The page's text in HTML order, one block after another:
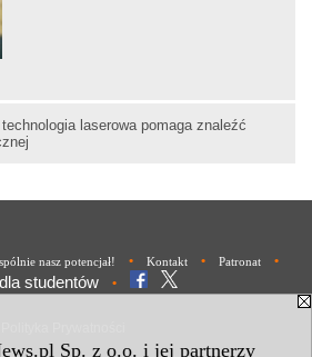
Sp. z o.o. i jej partnerzy
laserowa pomaga znaleźć
nasz potencjał! • Kontakt • Patronat •
studentów •